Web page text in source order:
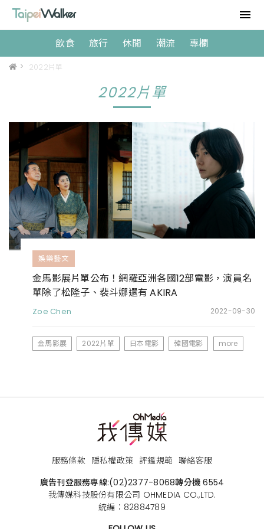
飲食 旅行 休閒 潮流 專欄
> 2022片單
2022片單
娛樂藝文
金馬影展片單公布！網羅亞洲各國12部電影，演員名
單除了松隆子、裴斗娜還有 AKIRA
Zoe Chen 2022-09-30
金馬影展 2022片單 日本電影 韓國電影 more
服務條款 隱私權政策 評鑑規範 聯絡客服
廣告刊登服務專線:(02)2377-8068轉分機 6554
我傳媒科技股份有限公司 OHMEDIA CO.,LTD.
統編：82884789